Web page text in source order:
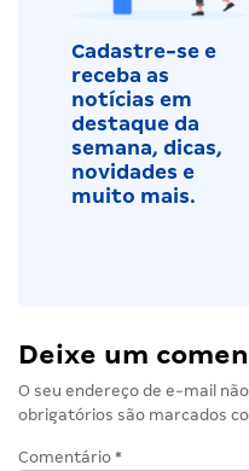
Cadastre-se e
receba as
notícias em
destaque da
semana, dicas,
novidades e
muito mais.
Deixe um
O seu endereço de e-mail
obrigatórios são marcados
Comentário *